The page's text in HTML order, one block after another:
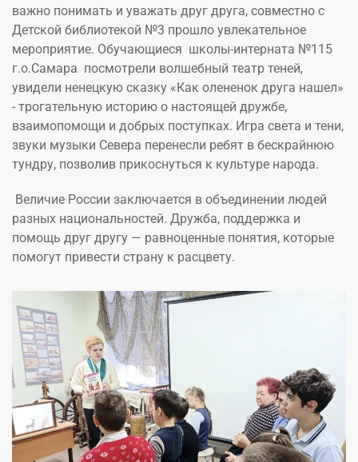
важно понимать и уважать друг друга, совместно с
Детской библиотекой №3 прошло увлекательное
мероприятие. Обучающиеся школы-интерната №115
г.о.Самара посмотрели волшебный театр теней,
увидели ненецкую сказку «Как олененок друга нашел»
- трогательную историю о настоящей дружбе,
взаимопомощи и добрых поступках. Игра света и тени,
звуки музыки Севера перенесли ребят в бескрайнюю
тундру, позволив прикоснуться к культуре народа.
Величие России заключается в объединении людей
разных национальностей. Дружба, поддержка и
помощь друг другу — равноценные понятия, которые
помогут привести страну к расцвету.
УВЕЛИЧИТЬ